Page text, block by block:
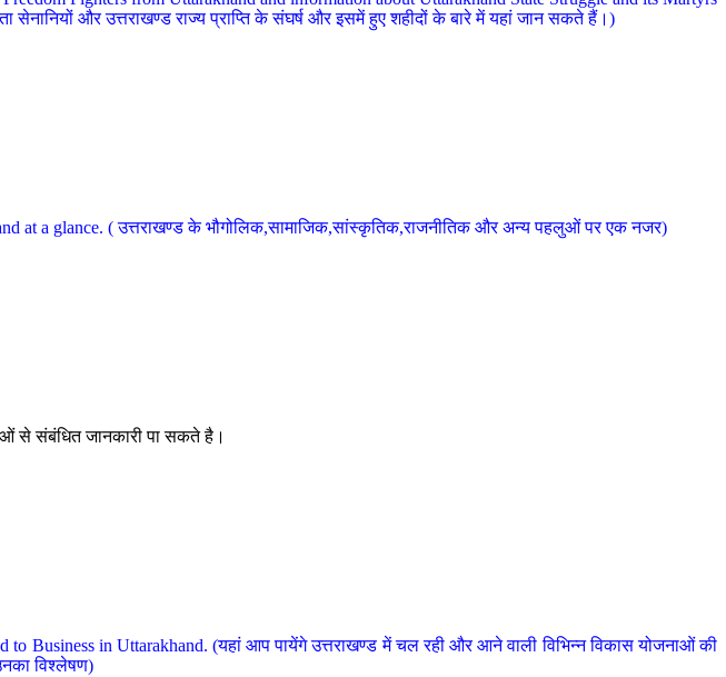
और उत्तराखण्ड राज्य प्राप्ति के संघर्ष और इसमें हुए शहीदों के बारे में यहां जान सकते हैं।)
at a glance. ( उत्तराखण्ड के भौगोलिक,सामाजिक,सांस्कृतिक,राजनीतिक और अन्य पहलुओं पर एक नजर)
से संबंधित जानकारी पा सकते है।
Business in Uttarakhand. (यहां आप पायेंगे उत्तराखण्ड में चल रही और आने वाली विभिन्न विकास योजनाओं की
विश्लेषण)